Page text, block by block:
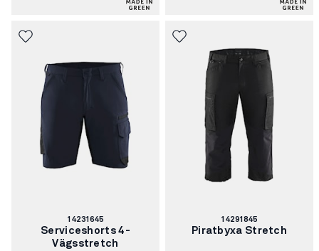
Artikelnummer:
14231645
Serviceshorts 4-
Vägsstretch
Artikelnummer:
14291845
Piratbyxa Stretch